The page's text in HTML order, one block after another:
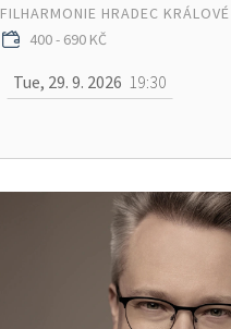
FILHARMONIE HRADEC
400 - 690 KČ
Tue, 29. 9. 2026 19:30